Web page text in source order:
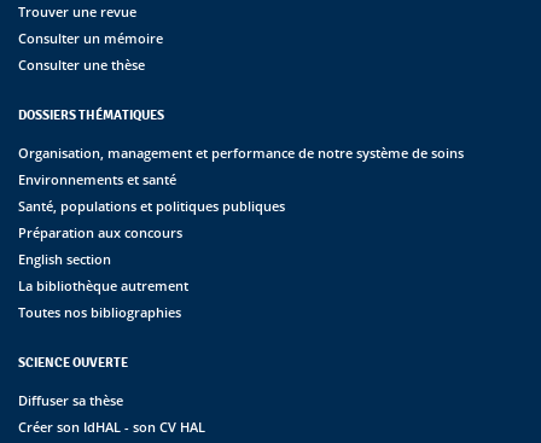
Trouver une revue
Consulter un mémoire
Consulter une thèse
DOSSIERS THÉMATIQUES
Organisation, management et performance de notre système de soins
Environnements et santé
Santé, populations et politiques publiques
Préparation aux concours
English section
La bibliothèque autrement
Toutes nos bibliographies
SCIENCE OUVERTE
Diffuser sa thèse
Créer son IdHAL - son CV HAL